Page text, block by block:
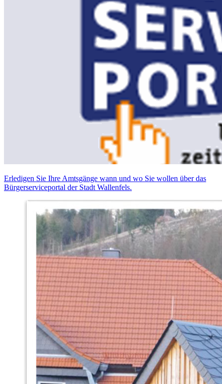
Erledigen Sie Ihre Amtsgänge wann und wo Sie wollen über das
Bürgerserviceportal der Stadt Wallenfels.